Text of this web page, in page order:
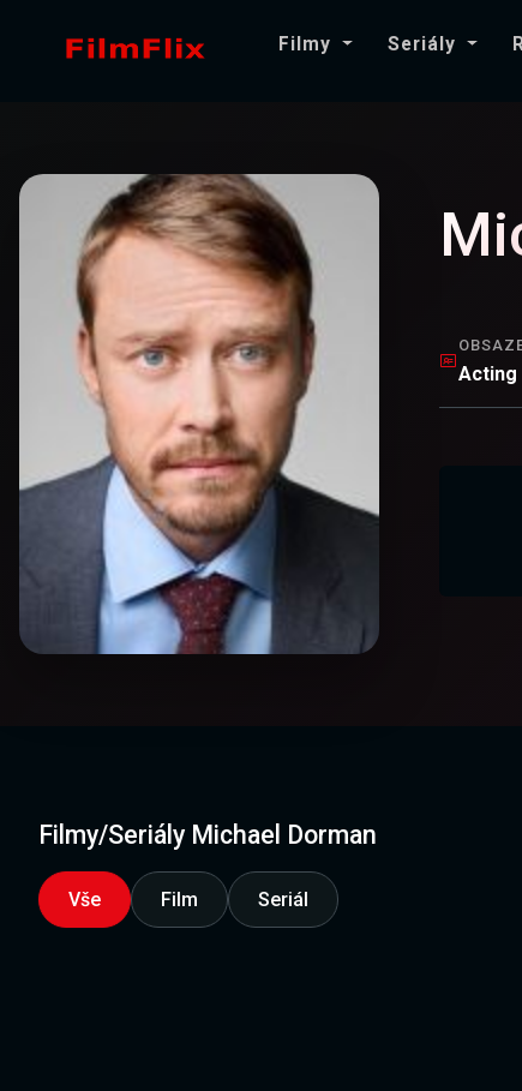
Filmy Seriály
Acting
Filmy/Seriály Michael Dorman
Vše Film Seriál